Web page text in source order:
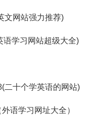
文网站强力推荐)
语学习网站超级大全)
二十个学英语的网站)
语学习网址大全）